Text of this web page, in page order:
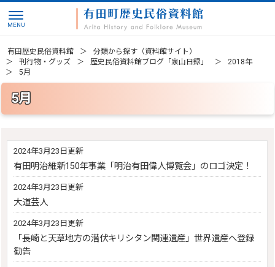
有田歴史民俗資料館
分類から探す（資料館サイト）
刊行物・グッズ
歴史民俗資料館ブログ「泉山日録」
2018年
5月
5月
2024年3月23日更新
有田明治維新150年事業「明治有田偉人博覧会」のロゴ決定！
2024年3月23日更新
大道芸人
2024年3月23日更新
「長崎と天草地方の潜伏キリシタン関連遺産」世界遺産へ登録
勧告